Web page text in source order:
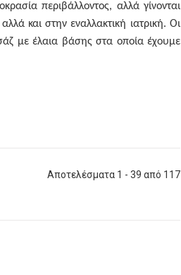
περιβάλλοντος, αλλά γίνονται
και στην εναλλακτική ιατρική. Οι
με έλαια βάσης στα οποία έχουμε
Αποτελέσματα 1 - 39 από 117